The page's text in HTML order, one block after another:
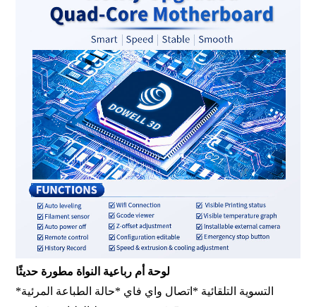
لوحة أم رباعية النواة مطورة حديثًا
*التسوية التلقائية *اتصال واي فاي *حالة الطباعة المرئية